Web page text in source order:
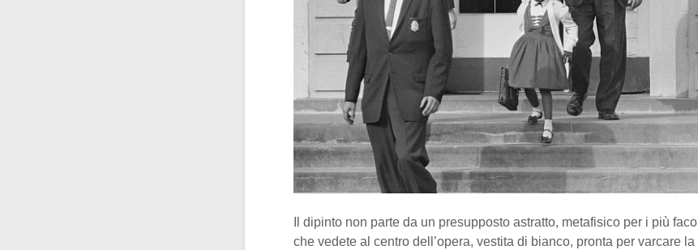
Il dipinto non parte da un presupposto astratto, metafisico per i più
che vedete al centro dell’opera, vestita di bianco, pronta per varcare